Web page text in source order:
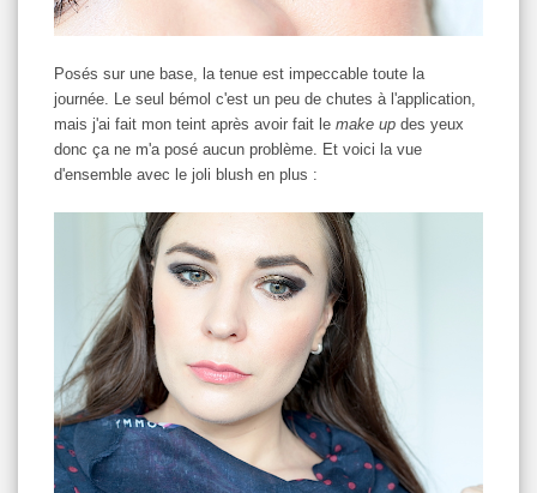
Posés sur une base, la tenue est impeccable toute la
journée. Le seul bémol c'est un peu de chutes à l'application,
mais j'ai fait mon teint après avoir fait le make up des yeux
donc ça ne m'a posé aucun problème. Et voici la vue
d'ensemble avec le joli blush en plus :